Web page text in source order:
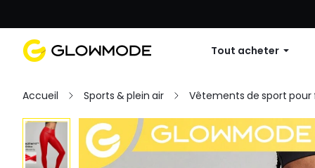
Tout acheter
Accueil Sports & plein air Vêtements de sport